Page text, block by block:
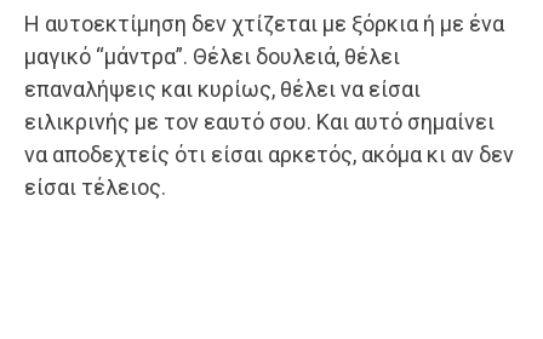
Η αυτοεκτίμηση δεν χτίζεται με ξόρκια ή με ένα
μαγικό “μάντρα”. Θέλει δουλειά, θέλει
επαναλήψεις και κυρίως, θέλει να είσαι
ειλικρινής με τον εαυτό σου. Και αυτό σημαίνει
να αποδεχτείς ότι είσαι αρκετός, ακόμα κι αν δεν
είσαι τέλειος.